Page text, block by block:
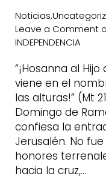
Noticias,
Leave a Comment
INDEPENDENCIA
“¡Hosanna al
viene en el
las alturas!” (Mt
Domingo de
confiesa la
Jerusalén. No
honores
hacia la cruz,…